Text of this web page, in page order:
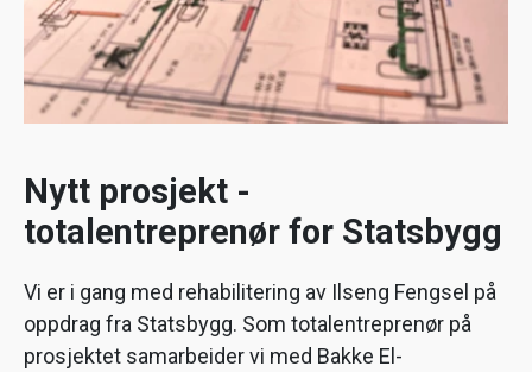
Nytt prosjekt -
totalentreprenør for Statsbygg
Vi er i gang med rehabilitering av Ilseng Fengsel på
oppdrag fra Statsbygg. Som totalentreprenør på
prosjektet samarbeider vi med Bakke El-